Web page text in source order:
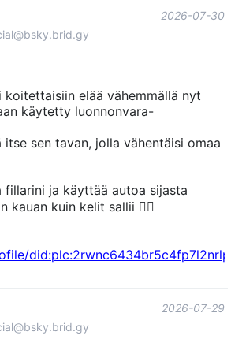
2026-07-30
koitettaisiin elää vähemmällä nyt
käytetty luonnonvara-
sen tavan, jolla vähentäisi omaa
fillarini ja käyttää autoa sijasta
kauan kuin kelit sallii 🙋‍♀️
2026-07-29